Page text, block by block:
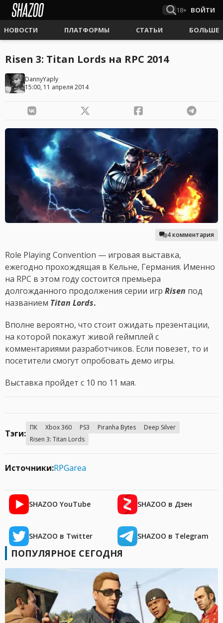
18+ ВОЙТИ
НОВОСТИ ПЛАТФОРМЫ СТАТЬИ БОЛЬШЕ
Risen 3: Titan Lords на RPC 2014
DannyYaply
15:00, 11 апреля 2014
4 комментария
Role Playing Convention — игровая выставка,
ежегодно прохождящая в Кельне, Германия. Именно
на RPC в этом году состоится премьера
долгожданного продолжения серии игр Risen под
названием Titan Lords.
Вполне вероятно, что стоит ожидать презентации,
на которой покажут живой геймплей с
комментариями разработчиков. Если повезет, то и
посетители смогут опробовать демо игры.
Выставка пройдет с 10 по 11 мая.
Тэги:
ПК Xbox 360 PS3 Piranha Bytes
Deep Silver
Risen 3: Titan Lords
Источники:RPGarea
SHAZOO YouTube SHAZOO в Дзен
SHAZOO в Twitter SHAZOO в Telegram
ПОПУЛЯРНОЕ СЕГОДНЯ